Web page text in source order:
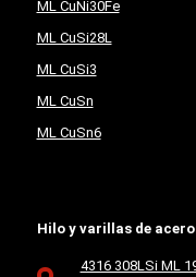
ML CuNi30Fe
ML CuSi28L
ML CuSi3
ML CuSn
ML CuSn6
Hilo y varillas de
4316 308LSi ML